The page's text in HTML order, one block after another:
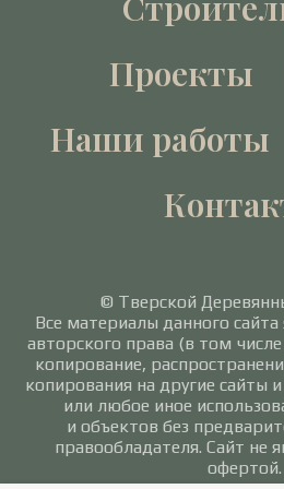
Проекты
Наши работы
© Тверской
Все материалы данного
авторского права (в том
копирование,
копирования на другие сайты
или любое иное
и объектов без
правообладателя. Сайт не
офертой.